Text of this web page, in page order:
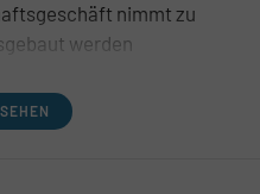
nimmt zu
werden